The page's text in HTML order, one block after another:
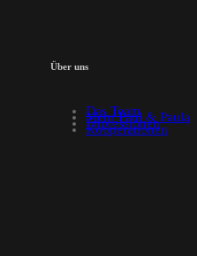
Über uns
Das Team
Mehr Paul & Paula
Impressionen
Kooperationen